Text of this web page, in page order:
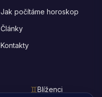
Jak počítáme horoskop
Články
Kontakty
Blíženci